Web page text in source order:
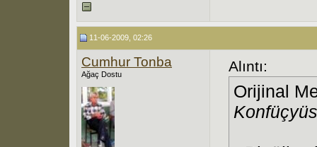
11-06-2009, 02:26
Cumhur Tonba
Ağaç Dostu Alıntı:
Orijinal